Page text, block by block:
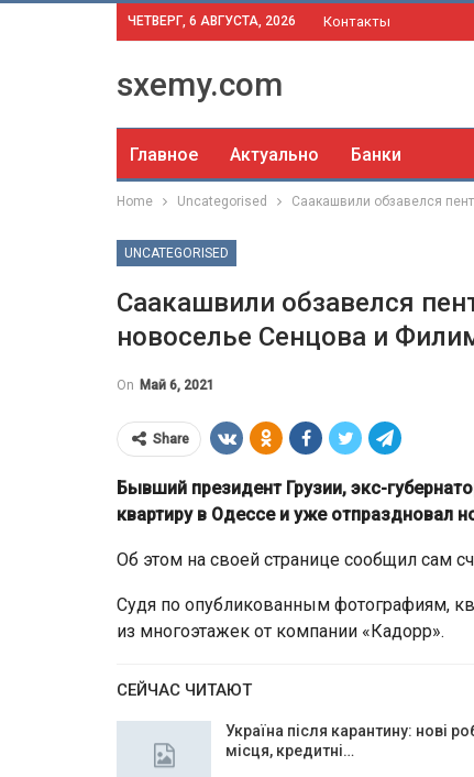
ЧЕТВЕРГ, 6 АВГУСТА, 2026 Контакты
sxemy.com
Главное Актуально Банки
Home Uncategorised Саакашвили обзавелся
UNCATEGORISED
Саакашвили обзавелся
новоселье Сенцова и
On Май 6, 2021
Share
Бывший президент Грузии, экс-
квартиру в Одессе и уже отпраздновал
Об этом на своей странице сообщил сам
Судя по опубликованным фотографиям,
из многоэтажек от компании «Кадорр».
СЕЙЧАС ЧИТАЮТ
Україна після карантину: нові
місця, кредитні…